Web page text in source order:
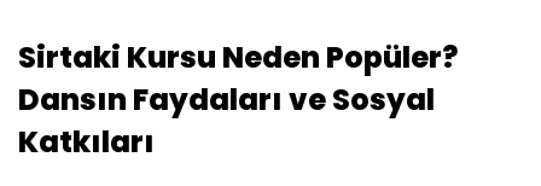
Sirtaki Kursu Neden Popüler?
Dansın Faydaları ve Sosyal
Katkıları